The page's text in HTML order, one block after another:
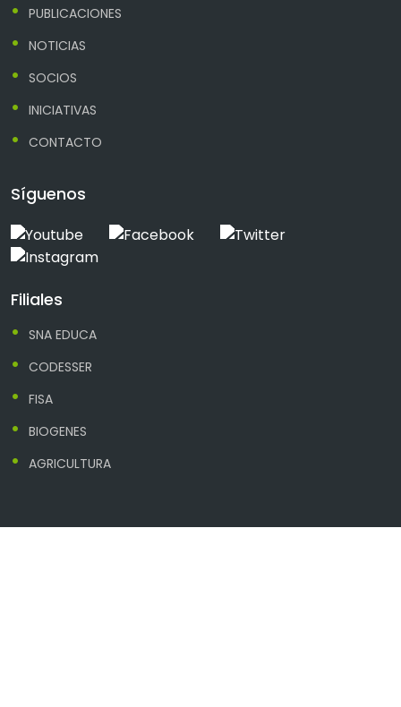
PUBLICACIONES
NOTICIAS
SOCIOS
INICIATIVAS
CONTACTO
Síguenos
Filiales
SNA EDUCA
CODESSER
FISA
BIOGENES
AGRICULTURA